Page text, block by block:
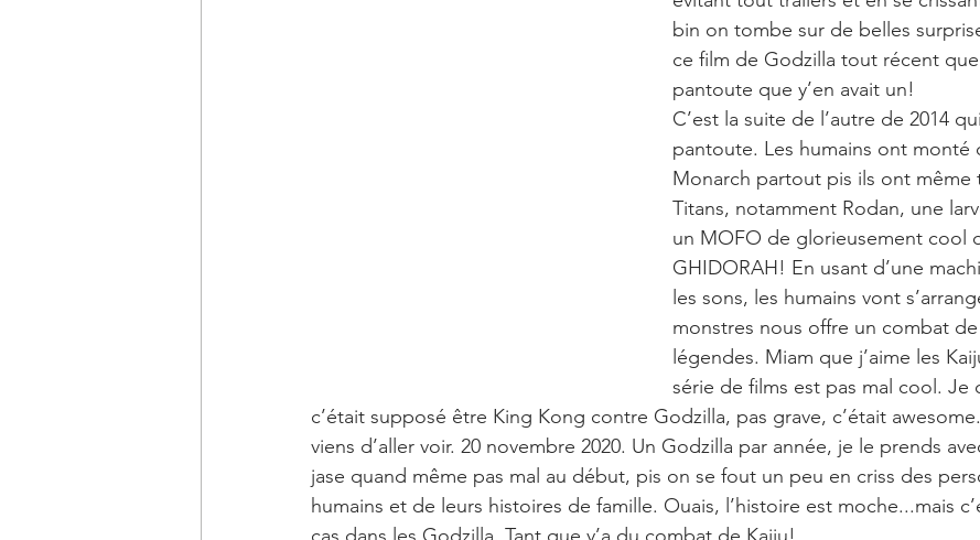
bin on tombe sur de belles
ce film de Godzilla tout récent que
pantoute que y’en avait un!
C’est la suite de l’autre de 2014
pantoute. Les humains ont monté
Monarch partout pis ils ont même
Titans, notamment Rodan, une
un MOFO de glorieusement cool
GHIDORAH! En usant d’une
les sons, les humains vont
monstres nous offre un combat
légendes. Miam que j’aime les
série de films est pas mal cool. Je
c’était supposé être King Kong contre Godzilla, pas grave, c’était
viens d’aller voir. 20 novembre 2020. Un Godzilla par année, je le prends
jase quand même pas mal au début, pis on se fout un peu en criss des
humains et de leurs histoires de famille. Ouais, l’histoire est moche...mais